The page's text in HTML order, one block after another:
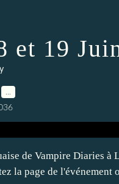
et 19
de Vampire Diaries à
la page de